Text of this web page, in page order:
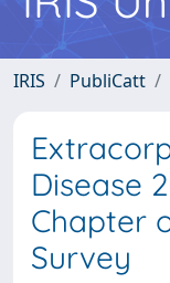
IRIS PubliCatt
Disease
Chapter
Survey